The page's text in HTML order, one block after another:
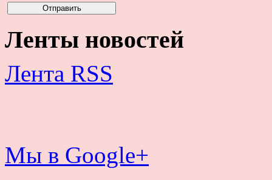
Ленты новостей
Лента RSS
Мы в Google+